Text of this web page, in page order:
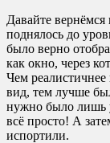
Давайте
поднялось до
было верно
как окно, через
Чем реалистичнее
вид, тем лучше
нужно было лишь
всё просто! А
испортили.